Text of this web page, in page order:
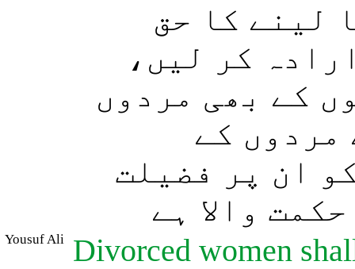
لینے کا حق
کر لیں،
کے بھی مردوں
مردوں کے
ان پر فضیلت
والا ہے
Yousuf Ali
Divorced women